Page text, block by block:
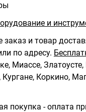
и
заказ и товар
по адресу.
Миассе,
Кургане, Коркино,
покупка - оплата